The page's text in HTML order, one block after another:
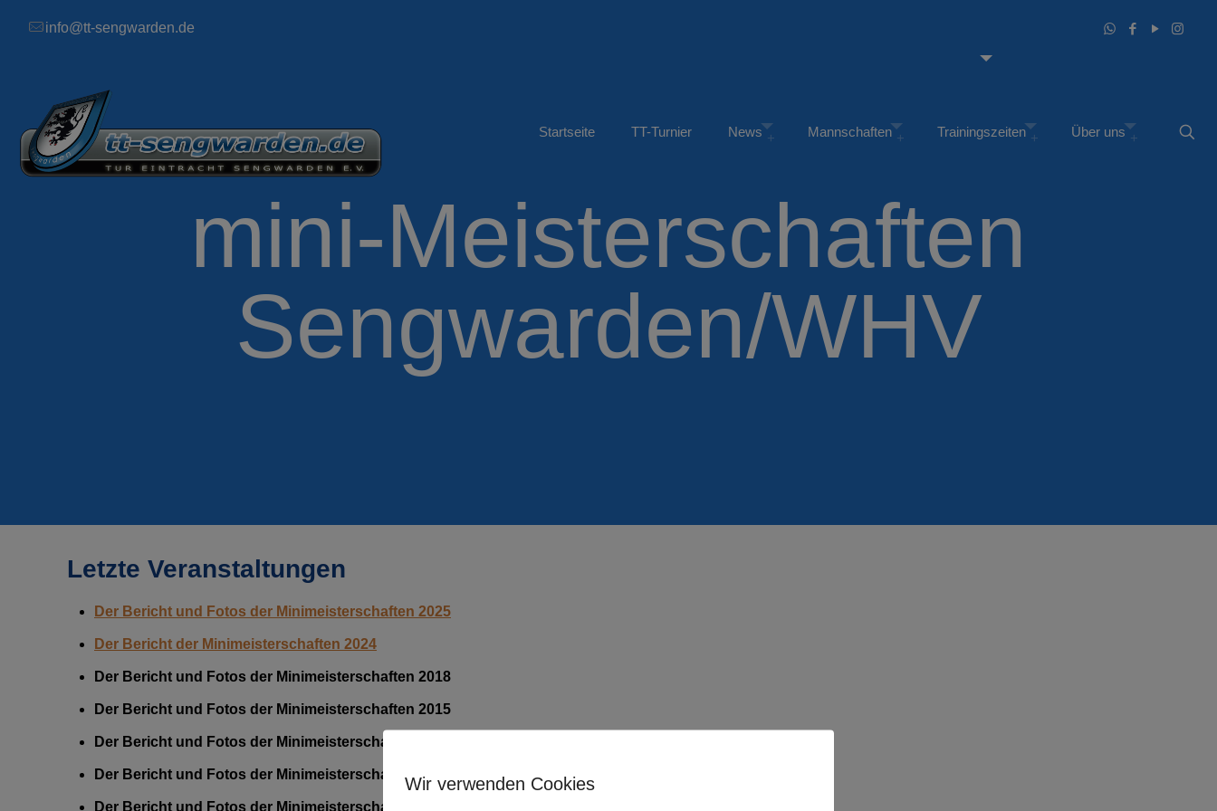
info@tt-sengwarden.de
Startseite TT-Turnier News Mannschaften Trainingszeiten Über uns
mini-Meisterschaften
Sengwarden/WHV
Letzte Veranstaltungen
Der Bericht und Fotos der Minimeisterschaften 2025
Der Bericht der Minimeisterschaften 2024
Der Bericht und Fotos der Minimeisterschaften 2018
Der Bericht und Fotos der Minimeisterschaften 2015
Der Bericht und Fotos der Minimeisterschaften 2013
Der Bericht und Fotos der Minimeisterschaften 2012
Der Bericht und Fotos der Minimeisterschaften 2010
Wir verwenden Cookies